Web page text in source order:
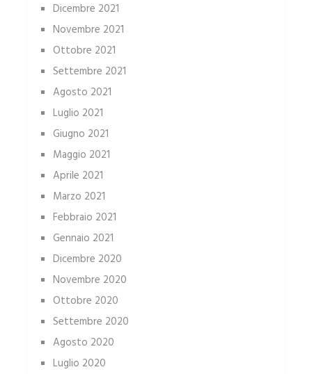
Dicembre 2021
Novembre 2021
Ottobre 2021
Settembre 2021
Agosto 2021
Luglio 2021
Giugno 2021
Maggio 2021
Aprile 2021
Marzo 2021
Febbraio 2021
Gennaio 2021
Dicembre 2020
Novembre 2020
Ottobre 2020
Settembre 2020
Agosto 2020
Luglio 2020